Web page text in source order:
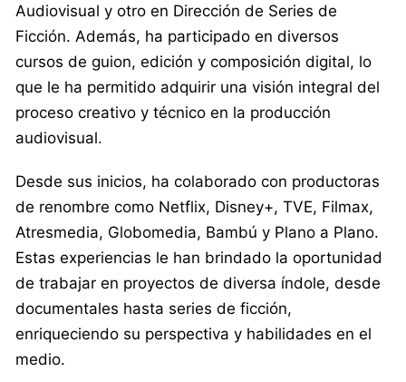
Audiovisual y otro en Dirección de Series de
Ficción. Además, ha participado en diversos
cursos de guion, edición y composición digital, lo
que le ha permitido adquirir una visión integral del
proceso creativo y técnico en la producción
audiovisual.
Desde sus inicios, ha colaborado con productoras
de renombre como Netflix, Disney+, TVE, Filmax,
Atresmedia, Globomedia, Bambú y Plano a Plano.
Estas experiencias le han brindado la oportunidad
de trabajar en proyectos de diversa índole, desde
documentales hasta series de ficción,
enriqueciendo su perspectiva y habilidades en el
medio.